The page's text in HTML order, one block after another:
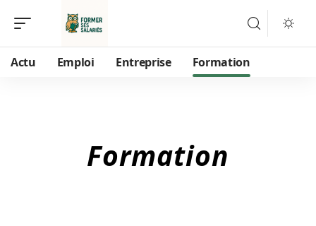
Actu Emploi Entreprise Formation
Formation